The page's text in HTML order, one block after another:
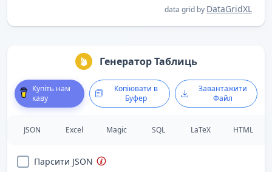
data grid by DataGridXL
Генератор Таблиць
Купіть нам
каву
Копіювати в
Буфер
Завантажити
Файл
JSON Excel Magic SQL LaTeX HTML
Парсити JSON